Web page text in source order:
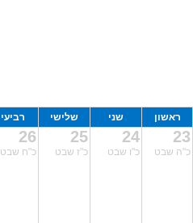
ראשון שני שלישי רביעי
23
כ"ה שבט
24
כ"ו שבט
25
כ"ז שבט
26
כ"ח שבט